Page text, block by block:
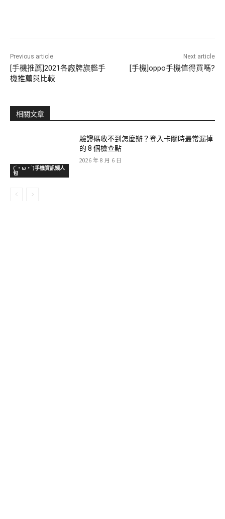
Previous article
[手機推薦]2021各廠牌旗艦手
機推薦與比較
Next article
[手機]oppo手機值得買嗎?
相關文章
(´・ω・`)手機資訊懶人
包
驗證碼收不到怎麼辦？登入卡關時最常漏掉
的 8 個檢查點
2026 年 8 月 6 日